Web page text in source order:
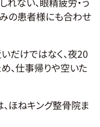
の患者様にも合わせ
だけではなく、夜20
、仕事帰りや空いた
ほねキング整骨院ま